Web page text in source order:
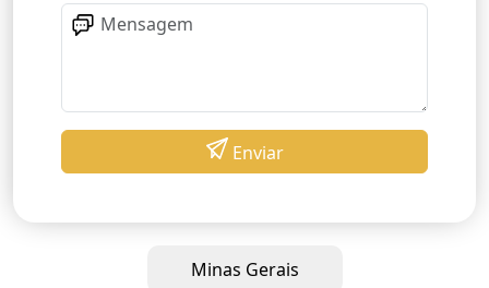
Enviar
Minas Gerais